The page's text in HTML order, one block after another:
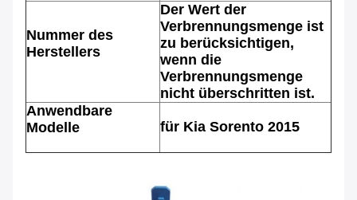
Nummer des
Herstellers
Der Wert der
Verbrennungsmenge ist
zu berücksichtigen,
wenn die
Verbrennungsmenge
nicht überschritten ist.
Anwendbare
Modelle
für Kia Sorento 2015